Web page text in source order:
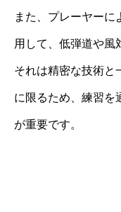
また、プレーヤーに
用して、低弾道や風
それは精密な技術と
に限るため、練習を
が重要です。